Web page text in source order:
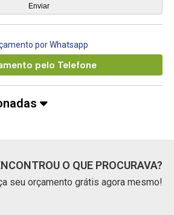
por Whatsapp
pelo Telefone
O QUE PROCURAVA?
seu orçamento grátis agora mesmo!